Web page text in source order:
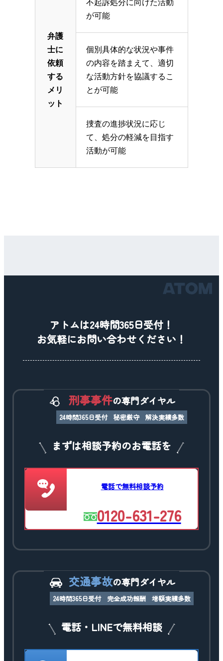
弁護
士に
依頼
する
メリ
ット
不起訴処分に向けた活動
が可能
個別具体的な状況や事件
の内容を踏まえて、適切
な活動方針を協議するこ
とが可能
捜査の進捗状況に応じ
て、処分の軽減を目指す
活動が可能
アトムは24時間365日受付！
お気軽にお問い合わせください！
刑事事件の専門ダイヤル
24時間365日受付 秘密厳守 解決実績多数
まずは相談予約のお電話を
電話で無料相談予約
0120-631-276
交通事故の専門ダイヤル
24時間365日受付 完全成功報酬 増額実績多数
電話・LINEで無料相談